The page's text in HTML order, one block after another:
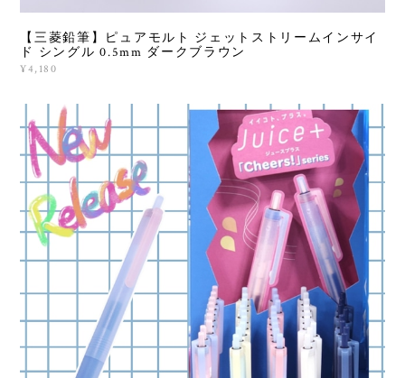
【三菱鉛筆】ピュアモルト ジェットストリームインサイ
ド シングル 0.5mm ダークブラウン
¥4,180